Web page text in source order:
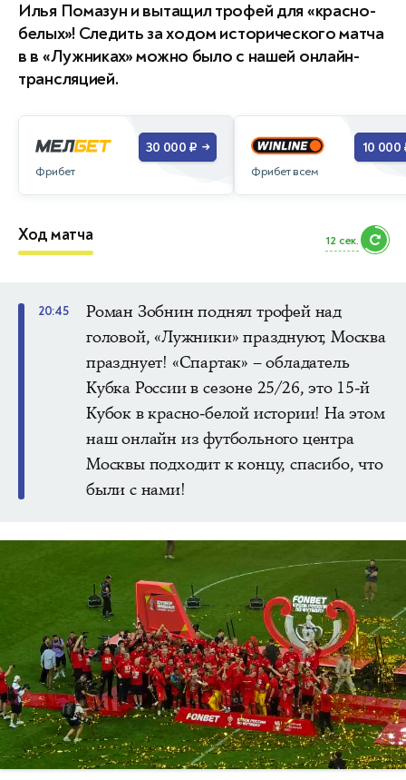
Илья Помазун и вытащил трофей для «красно-
белых»! Следить за ходом исторического матча
в в «Лужниках» можно было с нашей онлайн-
трансляцией.
Фрибет
30 000 ₽ →
Фрибет всем
10 000
Ход матча 10 сек.
20:45
Роман Зобнин поднял трофей над
головой, «Лужники» празднуют, Москва
празднует! «Спартак» – обладатель
Кубка России в сезоне 25/26, это 15-й
Кубок в красно-белой истории! На этом
наш онлайн из футбольного центра
Москвы подходит к концу, спасибо, что
были с нами!